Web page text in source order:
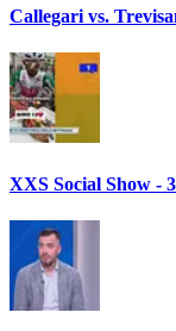
Callegari vs.
XXS Social Show -